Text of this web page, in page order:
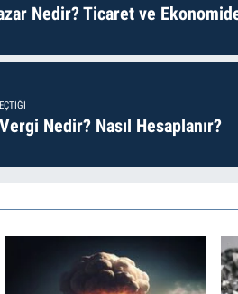
Nedir? Ticaret ve
Nedir? Nasıl Hesaplanır?